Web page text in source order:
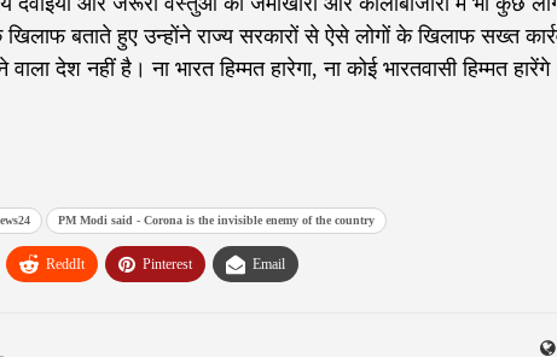
बताते हुए उन्होंने राज्य सरकारों से ऐसे लोगों के खिलाफ सख्त
देश नहीं है। ना भारत हिम्मत हारेगा, ना कोई भारतवासी हिम्मत
PM Modi said - Corona is the invisible enemy of the country
ReddIt Pinterest Email